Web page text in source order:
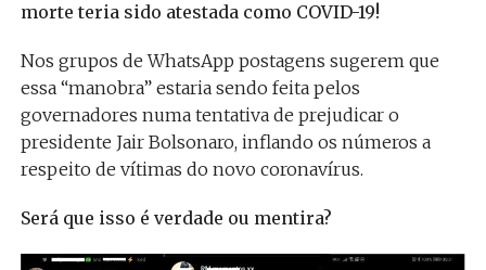
morte teria sido atestada como COVID-19!
Nos grupos de WhatsApp postagens sugerem que
essa “manobra” estaria sendo feita pelos
governadores numa tentativa de prejudicar o
presidente Jair Bolsonaro, inflando os números a
respeito de vítimas do novo coronavírus.
Será que isso é verdade ou mentira?